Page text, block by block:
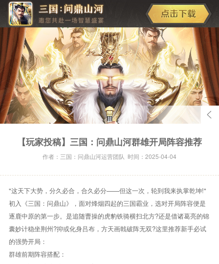
【玩家投稿】三国：问鼎山河群雄开局阵容推荐
作者：三国：问鼎山河运营团队 时间：2025-04-04
"这天下大势，分久必合，合久必分——但这一次，轮到我来执掌乾坤!"
初入《三国：问鼎山》，面对烽烟四起的三国霸业，选对开局阵容便是
逐鹿中原的第一步。是追随曹操的虎豹铁骑横扫北方?还是借诸葛亮的锦
囊妙计稳坐荆州?抑或化身吕布，方天画戟破阵无双?这里推荐新手必试
的强势开局：
群雄前期阵容搭配：